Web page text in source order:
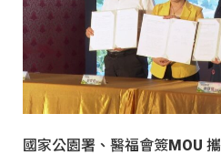
國家公園署、醫福會簽MOU